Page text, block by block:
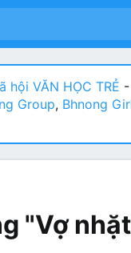
hội VĂN HỌC TRẺ -
Group, Bhnong
"Vợ